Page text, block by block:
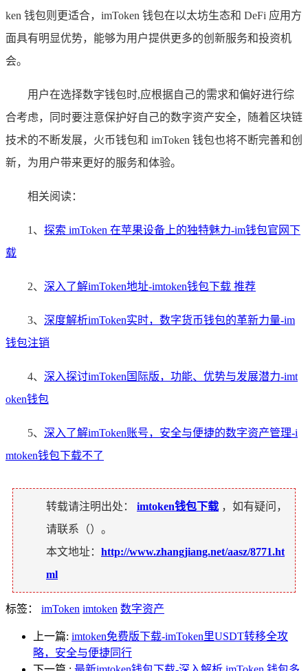
ken 钱包则更适合，imToken 钱包在以太坊生态和 DeFi 应用方
面具有明显优势，能够为用户提供更多的创新服务和投资机
会。
用户在选择数字钱包时,应根据自己的需求和偏好进行综
合考虑，同时要注意保护好自己的数字资产安全，随着区块链
技术的不断发展，火币钱包和 imToken 钱包也将不断完善和创
新，为用户带来更好的服务和体验。
相关阅读：
1、 探索 imToken 在苹果设备上的独特魅力-im钱包官网下
载
2、 深入了解imToken地址-imtoken钱包下载 推荐
3、 深度解析imToken实时，数字货币钱包的革新力量-im
钱包注销
4、 深入探讨imToken国际版，功能、优势与发展潜力-imt
oken钱包
5、 深入了解imToken账号，安全与便捷的数字资产管理-i
mtoken钱包下载不了
转载请注明出处： imtoken钱包下载 ，如有疑问，
请联系（ ）。
本文地址： http://www.zhangjiang.net/aasz/8771.ht
ml
标签： imToken imtoken 数字资产
上一篇: imtoken免费版下载-imToken里USDT转移全攻
略，安全与便捷同行